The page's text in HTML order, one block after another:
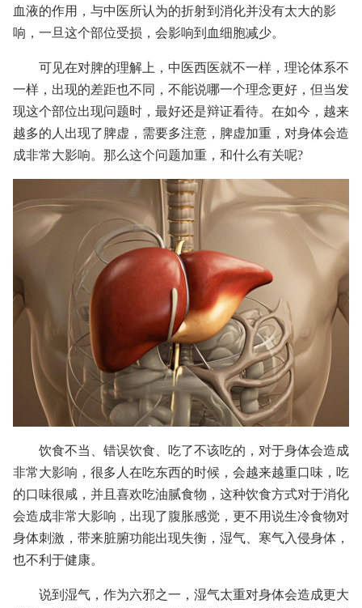
血液的作用，与中医所认为的折射到消化并没有太大的影
响，一旦这个部位受损，会影响到血细胞减少。
可见在对脾的理解上，中医西医就不一样，理论体系不
一样，出现的差距也不同，不能说哪一个理念更好，但当发
现这个部位出现问题时，最好还是辩证看待。在如今，越来
越多的人出现了脾虚，需要多注意，脾虚加重，对身体会造
成非常大影响。那么这个问题加重，和什么有关呢?
饮食不当、错误饮食、吃了不该吃的，对于身体会造成
非常大影响，很多人在吃东西的时候，会越来越重口味，吃
的口味很咸，并且喜欢吃油腻食物，这种饮食方式对于消化
会造成非常大影响，出现了腹胀感觉，更不用说生冷食物对
身体刺激，带来脏腑功能出现失衡，湿气、寒气入侵身体，
也不利于健康。
说到湿气，作为六邪之一，湿气太重对身体会造成更大